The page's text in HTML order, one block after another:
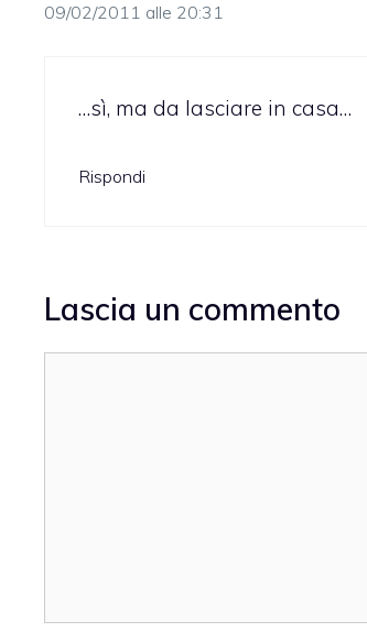
09/02/2011 alle 20:31
…sì, ma da lasciare in casa…
Rispondi
Lascia un commento